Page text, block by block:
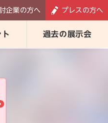
過去の展示会
企業の方へ プレスの方へ